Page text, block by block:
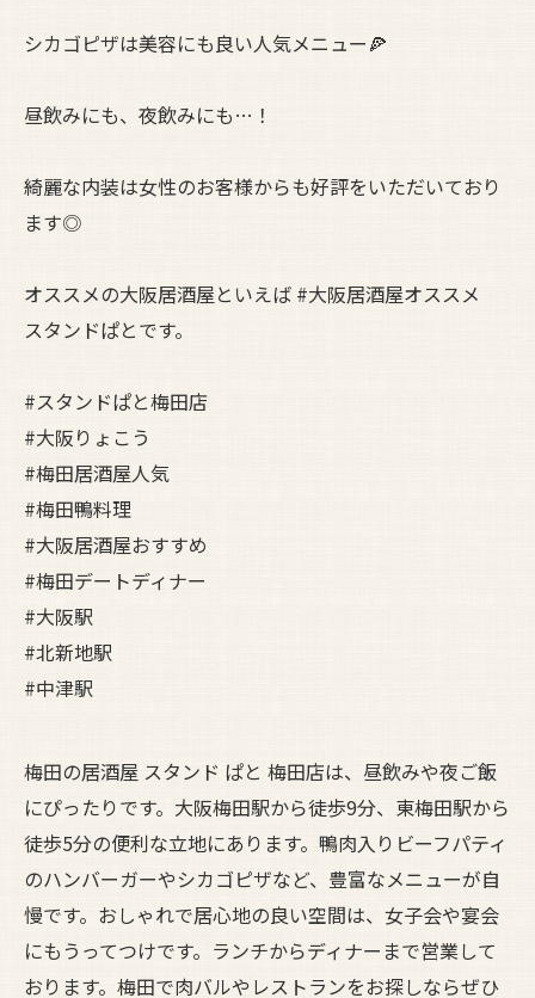
シカゴピザは美容にも良い人気メニュー🍕
昼飲みにも、夜飲みにも…！
綺麗な内装は女性のお客様からも好評をいただいており
ます◎
オススメの大阪居酒屋といえば #大阪居酒屋オススメ
スタンドぱとです。
#スタンドぱと梅田店
#大阪りょこう
#梅田居酒屋人気
#梅田鴨料理
#大阪居酒屋おすすめ
#梅田デートディナー
#大阪駅
#北新地駅
#中津駅
梅田の居酒屋 スタンド ぱと 梅田店は、昼飲みや夜ご飯
にぴったりです。大阪梅田駅から徒歩9分、東梅田駅から
徒歩5分の便利な立地にあります。鴨肉入りビーフパティ
のハンバーガーやシカゴピザなど、豊富なメニューが自
慢です。おしゃれで居心地の良い空間は、女子会や宴会
にもうってつけです。ランチからディナーまで営業して
おります。梅田で肉バルやレストランをお探しならぜひ